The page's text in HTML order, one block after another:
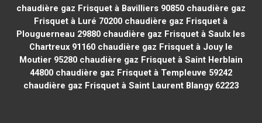
chaudière gaz Frisquet à Bavilliers 90850chaudière gaz
Frisquet à Luré 70200 chaudière gaz Frisquet à
Plouguerneau 29880 chaudière gaz Frisquet à Saulx les
Chartreux 91160chaudière gaz Frisquet à Jouy le
Moutier 95280chaudière gaz Frisquet à Saint Herblain
44800chaudière gaz Frisquet à Templeuve 59242
chaudière gaz Frisquet à Saint Laurent Blangy 62223